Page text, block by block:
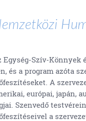
Egység-Szív-Könnyek
és a program azóta
A
európai, japán,
Szenvedő
a